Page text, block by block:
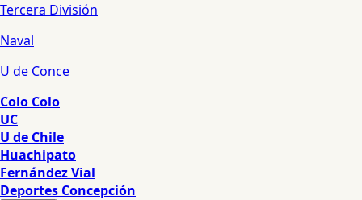
Tercera División
Naval
U de Conce
Colo Colo
UC
U de Chile
Huachipato
Fernández Vial
Deportes Concepción